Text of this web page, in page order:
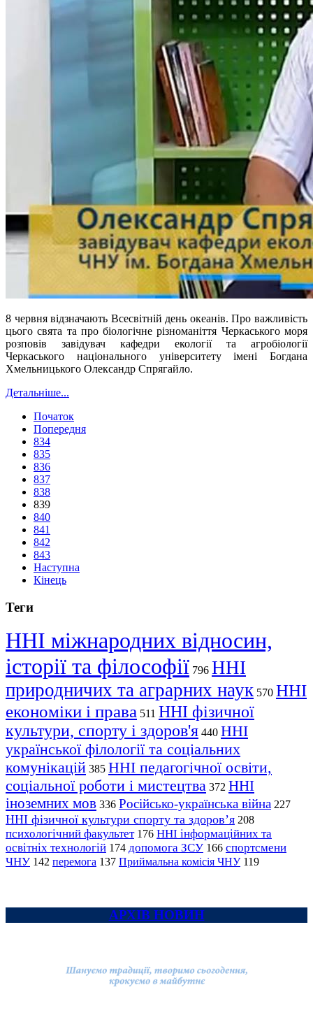
8 червня відзначають Всесвітній день океанів. Про важливість
цього свята та про біологічне різноманіття Черкаського моря
розповів завідувач кафедри екології та агробіології
Черкаського національного університету імені Богдана
Хмельницького Олександр Спрягайло.
Детальніше...
Початок
Попередня
834
835
836
837
838
839
840
841
842
843
Наступна
Кінець
Теги
ННІ міжнародних відносин,
історії та філософії 796 ННІ
природничих та аграрних наук 570 ННІ
економіки і права 511 ННІ фізичної
культури, спорту і здоров'я 440 ННІ
української філології та соціальних
комунікацій 385 ННІ педагогічної освіти,
соціальної роботи і мистецтва 372 ННІ
іноземних мов 336 Російсько-українська війна 227
ННІ фізичної культури спорту та здоров’я 208
психологічний факультет 176 ННІ інформаційних та
освітніх технологій 174 допомога ЗСУ 166 спортсмени
ЧНУ 142 перемога 137 Приймальна комісія ЧНУ 119
АРХІВ НОВИН